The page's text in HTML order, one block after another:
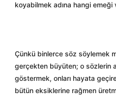
koyabilmek adına hangi emeği
Çünkü binlerce söz söylemek
gerçekten büyüten; o sözlerin
göstermek, onları hayata
bütün eksiklerine rağmen